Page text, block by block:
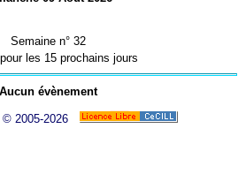
Semaine n° 32
les 15 prochains jours
Aucun évènement
© 2005-2026